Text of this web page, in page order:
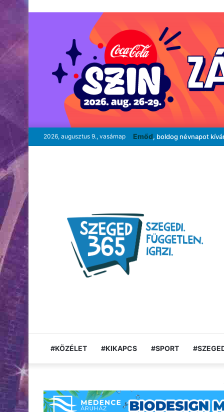
2026, augusztus 9., vasárnap Emőd, boldog névnapot
#KÖZÉLET #KIKAPCS #SPORT